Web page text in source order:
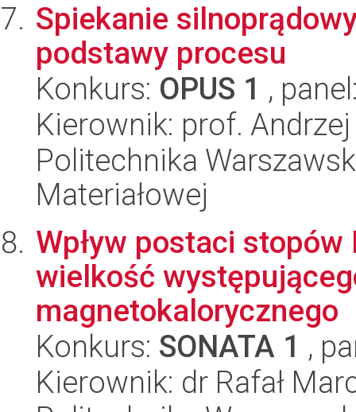
Spiekanie
podstawy procesu
Konkurs: OPUS 1 ,
Kierownik: prof.
Politechnika
Materiałowej
Wpływ postaci
wielkość
magnetokalorycznego
Konkurs: SONATA 1 ,
Kierownik: dr Rafał